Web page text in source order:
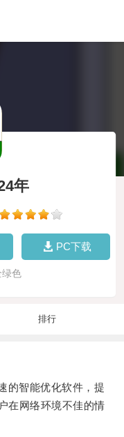
年
PC下载
色
排行
智能优化软件，提
在网络环境不佳的情